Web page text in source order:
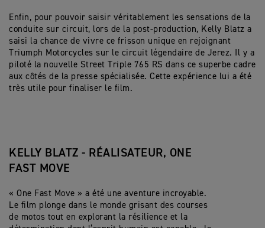
Enfin, pour pouvoir saisir véritablement les sensations de la
conduite sur circuit, lors de la post-production, Kelly Blatz a
saisi la chance de vivre ce frisson unique en rejoignant
Triumph Motorcycles sur le circuit légendaire de Jerez. Il y a
piloté la nouvelle Street Triple 765 RS dans ce superbe cadre
aux côtés de la presse spécialisée. Cette expérience lui a été
très utile pour finaliser le film.
KELLY BLATZ - RÉALISATEUR, ONE
FAST MOVE
« One Fast Move » a été une aventure incroyable.
Le film plonge dans le monde grisant des courses
de motos tout en explorant la résilience et la